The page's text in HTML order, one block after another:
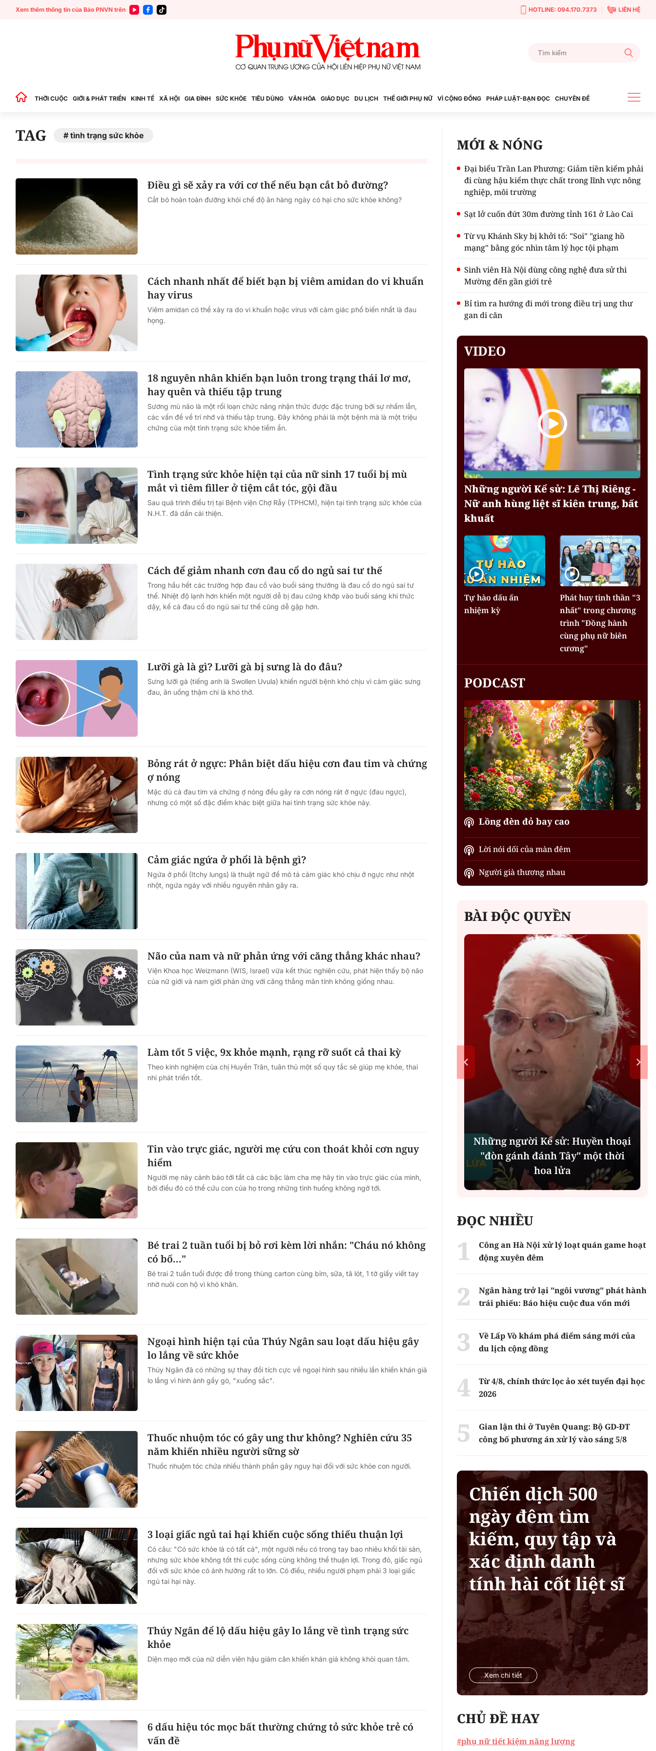
Xem thêm thông tin của Báo PNVN trên HOTLINE: 094.170.7373 LIÊN HỆ
THỜI CUỘC GIỚI & PHÁT TRIỂN KINH TẾ XÃ HỘI GIA ĐÌNH SỨC KHỎE TIÊU DÙNG VĂN HÓA GIÁO DỤC DU LỊCH THẾ GIỚI PHỤ NỮ VÌ CỘNG ĐỒNG PHÁP LUẬT-BẠN ĐỌC CHUYÊN ĐỀ
TAG tình trạng sức khỏe
Điều gì sẽ xảy ra với cơ thể nếu bạn cắt bỏ đường?
Cắt bỏ hoàn toàn đường khỏi chế độ ăn hàng ngày có hại cho sức khỏe không?
Cách nhanh nhất để biết bạn bị viêm amidan do vi khuẩn
hay virus
Viêm amidan có thể xảy ra do vi khuẩn hoặc virus với cảm giác phổ biến nhất là đau
họng.
18 nguyên nhân khiến bạn luôn trong trạng thái lơ mơ,
hay quên và thiếu tập trung
Sương mù não là một rối loạn chức năng nhận thức được đặc trưng bởi sự nhầm lẫn,
các vấn đề về trí nhớ và thiếu tập trung. Đây không phải là một bệnh mà là một triệu
chứng của một tình trạng sức khỏe tiềm ẩn.
Tình trạng sức khỏe hiện tại của nữ sinh 17 tuổi bị mù
mắt vì tiêm filler ở tiệm cắt tóc, gội đầu
Sau quá trình điều trị tại Bệnh viện Chợ Rẫy (TPHCM), hiện tại tình trạng sức khỏe của
N.H.T. đã dần cải thiện.
Cách để giảm nhanh cơn đau cổ do ngủ sai tư thế
Trong hầu hết các trường hợp đau cổ vào buổi sáng thường là đau cổ do ngủ sai tư
thế. Nhiệt độ lạnh hơn khiến một người dễ bị đau cứng khớp vào buổi sáng khi thức
dậy, kể cả đau cổ do ngủ sai tư thế cũng dễ gặp hơn.
Lưỡi gà là gì? Lưỡi gà bị sưng là do đâu?
Sưng lưỡi gà (tiếng anh là Swollen Uvula) khiến người bệnh khó chịu vì cảm giác sưng
đau, ăn uống thậm chí là khó thở.
Bỏng rát ở ngực: Phân biệt dấu hiệu cơn đau tim và chứng
ợ nóng
Mặc dù cả đau tim và chứng ợ nóng đều gây ra cơn nóng rát ở ngực (đau ngực),
nhưng có một số đặc điểm khác biệt giữa hai tình trạng sức khỏe này.
Cảm giác ngứa ở phổi là bệnh gì?
Ngứa ở phổi (Itchy lungs) là thuật ngữ để mô tả cảm giác khó chịu ở ngực như nhột
nhột, ngứa ngáy với nhiều nguyên nhân gây ra.
Não của nam và nữ phản ứng với căng thẳng khác nhau?
Viện Khoa học Weizmann (WIS, Israel) vừa kết thúc nghiên cứu, phát hiện thấy bộ não
của nữ giới và nam giới phản ứng với căng thẳng mãn tính không giống nhau.
Làm tốt 5 việc, 9x khỏe mạnh, rạng rỡ suốt cả thai kỳ
Theo kinh nghiệm của chị Huyền Trân, tuân thủ một số quy tắc sẽ giúp mẹ khỏe, thai
nhi phát triển tốt.
Tin vào trực giác, người mẹ cứu con thoát khỏi cơn nguy
hiểm
Người mẹ này cảnh báo tới tất cả các bậc làm cha mẹ hãy tin vào trực giác của mình,
bởi điều đó có thể cứu con của họ trong những tình huống không ngờ tới.
Bé trai 2 tuần tuổi bị bỏ rơi kèm lời nhắn: "Cháu nó không
có bố..."
Bé trai 2 tuần tuổi được để trong thùng carton cùng bỉm, sữa, tã lót, 1 tờ giấy viết tay
nhờ nuôi con hộ vì khó khăn.
Ngoại hình hiện tại của Thúy Ngân sau loạt dấu hiệu gây
lo lắng về sức khỏe
Thúy Ngân đã có những sự thay đổi tích cực về ngoại hình sau nhiều lần khiến khán giả
lo lắng vì hình ảnh gầy gò, "xuống sắc".
Thuốc nhuộm tóc có gây ung thư không? Nghiên cứu 35
năm khiến nhiều người sững sờ
Thuốc nhuộm tóc chứa nhiều thành phần gây nguy hại đối với sức khỏe con người.
3 loại giấc ngủ tai hại khiến cuộc sống thiếu thuận lợi
Có câu: "Có sức khỏe là có tất cả", một người nếu có trong tay bao nhiêu khối tài sản,
nhưng sức khỏe không tốt thì cuộc sống cũng không thể thuận lợi. Trong đó, giấc ngủ
đối với sức khỏe có ảnh hưởng rất to lớn. Có điều, nhiều người phạm phải 3 loại giấc
ngủ tai hại này.
Thúy Ngân để lộ dấu hiệu gây lo lắng về tình trạng sức
khỏe
Diện mạo mới của nữ diễn viên hậu giảm cân khiến khán giả không khỏi quan tâm.
6 dấu hiệu tóc mọc bất thường chứng tỏ sức khỏe trẻ có
vấn đề
MỚI & NÓNG
Đại biểu Trần Lan Phương: Giảm tiền kiểm phải
đi cùng hậu kiểm thực chất trong lĩnh vực nông
nghiệp, môi trường
Sạt lở cuốn đứt 30m đường tỉnh 161 ở Lào Cai
Từ vụ Khánh Sky bị khởi tố: "Soi" "giang hồ
mạng" bằng góc nhìn tâm lý học tội phạm
Sinh viên Hà Nội dùng công nghệ đưa sử thi
Mường đến gần giới trẻ
Bỉ tìm ra hướng đi mới trong điều trị ung thư
gan di căn
VIDEO
Những người Kể sử: Lê Thị Riêng -
Nữ anh hùng liệt sĩ kiên trung, bất
khuất
Tự hào dấu ấn
nhiệm kỳ
Phát huy tinh thần "3
nhất" trong chương
trình "Đồng hành
cùng phụ nữ biên
cương"
PODCAST
Lồng đèn đỏ bay cao
Lời nói dối của màn đêm
Người già thương nhau
BÀI ĐỘC QUYỀN
Vai trò của Hội LHPN Việt Nam
trong thúc đẩy tiến trình chuyển
đổi số quốc gia và phát triển công
dân số
Tín hiệu nợ phía sau lợi nhuận
Những người Kể sử: Huyền thoại
"đòn gánh đánh Tây" một thời
hoa lửa
ĐỌC NHIỀU
Công an Hà Nội xử lý loạt quán game hoạt
động xuyên đêm
Ngân hàng trở lại "ngôi vương" phát hành
trái phiếu: Báo hiệu cuộc đua vốn mới
Về Lấp Vò khám phá điểm sáng mới của
du lịch cộng đồng
Từ 4/8, chính thức lọc ảo xét tuyển đại học
2026
Gian lận thi ở Tuyên Quang: Bộ GD-ĐT
công bố phương án xử lý vào sáng 5/8
Chiến dịch 500
ngày đêm tìm
kiếm, quy tập và
xác định danh
tính hài cốt liệt sĩ
Xem chi tiết
CHỦ ĐỀ HAY
#phụ nữ tiết kiệm năng lượng